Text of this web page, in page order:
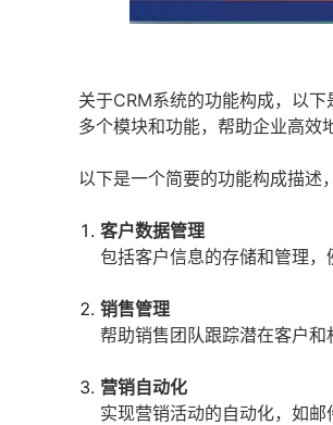
关于CRM系统的功能构成，以
多个模块和功能，帮助企业高效
以下是一个简要的功能构成描述
客户数据管理
包括客户信息的存储和管理，
销售管理
帮助销售团队跟踪潜在客户和
营销自动化
实现营销活动的自动化，如邮